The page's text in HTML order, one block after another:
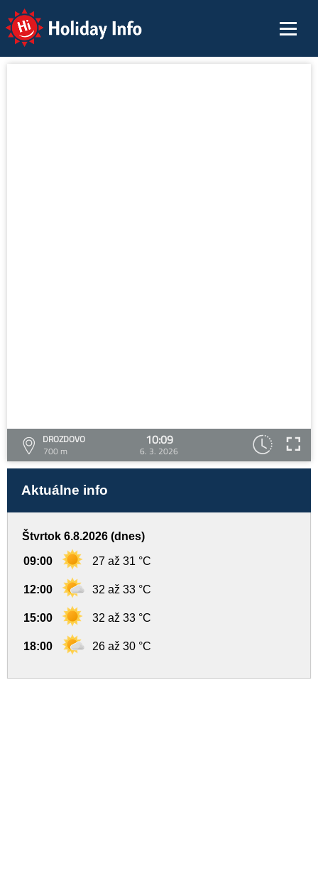
Holiday Info
DROZDOVO
700 m
10:09
6. 3. 2026
Aktuálne info
Štvrtok 6.8.2026 (dnes)
09:00 27 až 31 °C
12:00 32 až 33 °C
15:00 32 až 33 °C
18:00 26 až 30 °C